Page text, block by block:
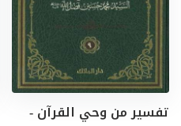
تفسير من وحي القرآن -